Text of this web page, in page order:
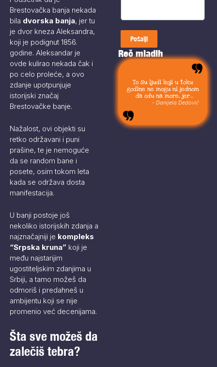
Brestovačka banja nekada
bila dvorska banja, jer tu
je dvor kneza Aleksandra,
koji je podignut 1856.
godine. Aleksandar je
ovde kulirao nekada čak i
po celo proleće, a ovo
zdanje upotpunjuje
istorijski značaj
Brestovačke banje.
Nažalost, ovi objekti su
retko održavani i puni
prašine, te je nemoguće
da se random bane i
posete, osim tokom leta
kada se održava dosta
manifestacija.
U banji postoje još
nekoliko istorijskih zdanja a
najznačajniji je kompleks
“Srpska kruna” koji je
među najstarijim
ugostiteljskim zdanjima u
Srbiji, a tamo možeš da
odmoriš i predahneš u
ambijentu koji se nije
promenio već decenijama.
Šta sve možeš da
zalečiš tebra?
Pošalji
Reč mladih
To su ljudi koji u toku
godine ne mogu ni jednom
da odu na more, jer
moraju da budu uvek sa
- Danijela Dedović